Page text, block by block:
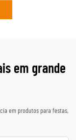
em grande
em produtos para festas,